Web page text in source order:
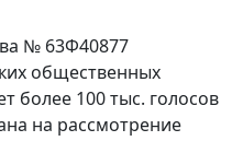
№ 63Ф40877
общественных
более 100 тыс. голосов
на рассмотрение